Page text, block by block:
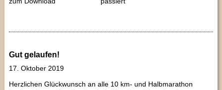
Gut gelaufen!
17. Oktober 2019
Herzlichen Glückwunsch an alle 10 km- und Halbmarathon